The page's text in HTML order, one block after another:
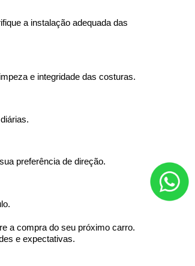
a instalação adequada das
e integridade das costuras.
preferência de direção.
a compra do seu próximo carro.
e expectativas.